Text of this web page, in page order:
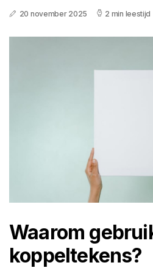
20 november 2025 2 min leestijd
Waarom
koppeltekens?